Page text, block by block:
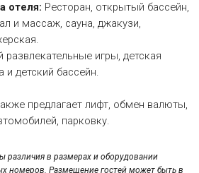
отеля: Ресторан, открытый бассейн,
и массаж, сауна, джакузи,
развлекательные игры, детская
и детский бассейн.
предлагает лифт, обмен валюты,
парковку.
различия в размерах и оборудовании
номеров. Размещение гостей может быть в